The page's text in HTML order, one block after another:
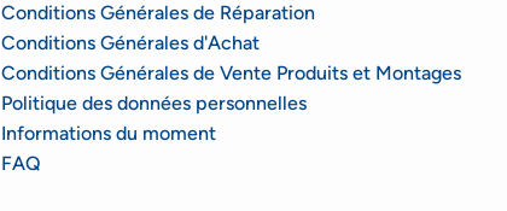
Conditions Générales de Réparation
Conditions Générales d'Achat
Conditions Générales de Vente Produits et Montages
Politique des données personnelles
Informations du moment
FAQ